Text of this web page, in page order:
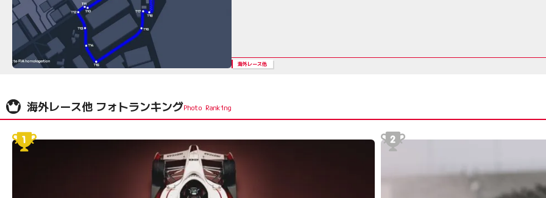
海外レース他
海外レース他 フォトランキング